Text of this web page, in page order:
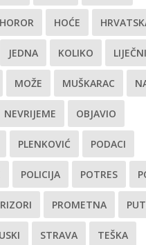
HOROR HOĆE
JEDNA KOLIKO
MOŽE MUŠKARAC
NEVRIJEME OBJAVIO
PLENKOVIĆ PODACI
POLICIJA POTRES
PROMETNA
STRAVA TEŠKA